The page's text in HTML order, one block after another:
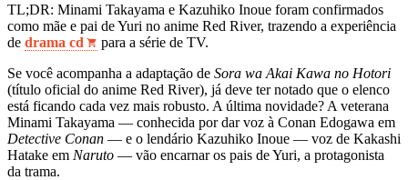
TL;DR: Minami Takayama e Kazuhiko Inoue foram confirmados
como mãe e pai de Yuri no anime Red River, trazendo a experiência
de drama cd
para a série de TV.
Se você acompanha a adaptação de Sora wa Akai Kawa no Hotori
(título oficial do anime Red River), já deve ter notado que o elenco
está ficando cada vez mais robusto. A última novidade? A veterana
Minami Takayama — conhecida por dar voz à Conan Edogawa em
Detective Conan — e o lendário Kazuhiko Inoue — voz de Kakashi
Hatake em Naruto — vão encarnar os pais de Yuri, a protagonista
da trama.